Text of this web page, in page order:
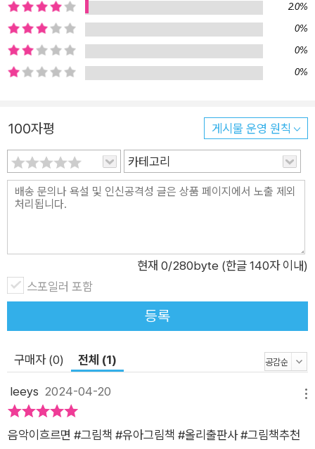
2.0%
0%
0%
0%
100자평 게시물 운영 원칙
카테고리
현재 0/280byte (한글 140자 이내)
스포일러 포함
등록
구매자 (0) 전체 (1)
leeys 2024-04-20
음악이흐르면 #그림책 #유아그림책 #올리출판사 #그림책추천